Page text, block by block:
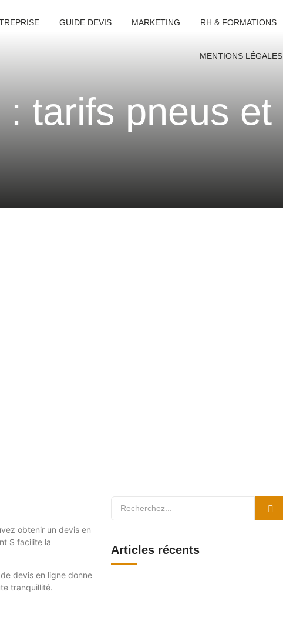
GUIDE DEVIS MARKETING RH & FORMATIONS
MENTIONS LÉGALES
tarifs pneus et
obtenir un devis en
S facilite la
devis en ligne donne
tranquillité.
Articles récents